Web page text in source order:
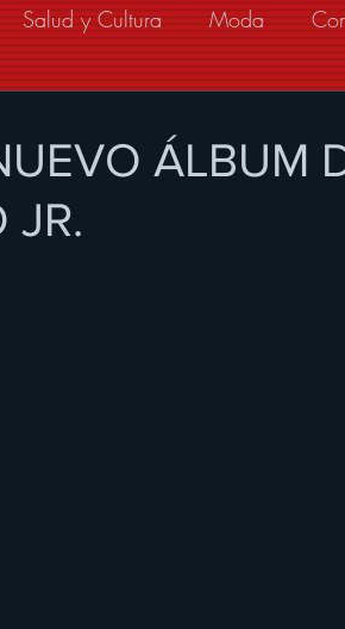
Salud y Cultura Moda
ÁLBUM
JR.